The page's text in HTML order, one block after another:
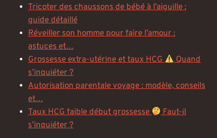
Tricoter des chaussons de bébé à l’aiguille :
guide détaillé
Réveiller son homme pour faire l’amour :
astuces et…
Grossesse extra-utérine et taux HCG
Quand
s’inquiéter ?
Autorisation parentale voyage : modèle, conseils
et…
Taux HCG faible début grossesse
Faut-il
s’inquiéter ?